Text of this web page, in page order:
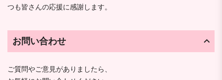
つも皆さんの応援に感謝します。
お問い合わせ
ご質問やご意見がありましたら、